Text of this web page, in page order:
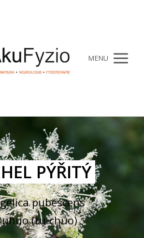
MENU
PÝŘITÝ
pubescens
(tu-chuo)